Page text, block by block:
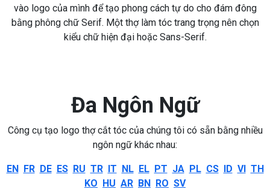
vào logo của mình để tạo phong cách tự do cho đám đông
bằng phông chữ Serif. Một thợ làm tóc trang trọng nên chọn
kiểu chữ hiện đại hoặc Sans-Serif.
Đa Ngôn Ngữ
Công cụ tạo logo thợ cắt tóc của chúng tôi có sẵn bằng nhiều
ngôn ngữ khác nhau:
EN FR DE ES RU TR IT NL EL PT JA PL CS ID VI TH
KO HU AR BN RO SV